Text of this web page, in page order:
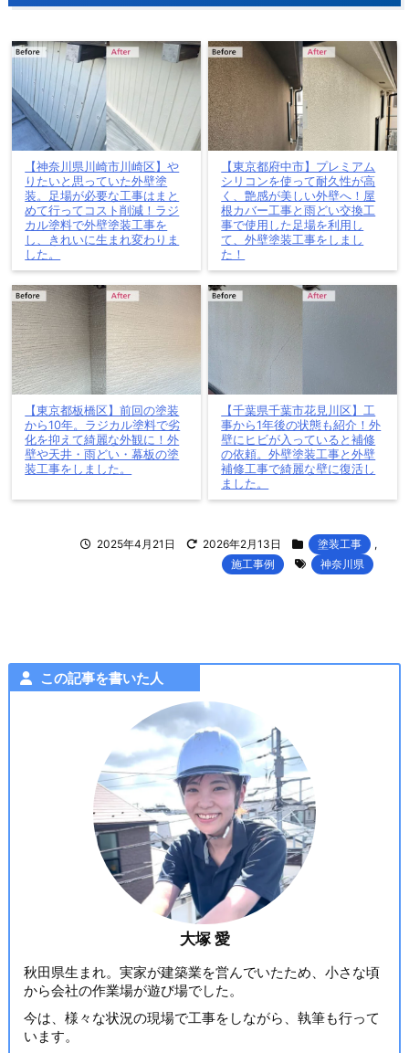
【神奈川県川崎市川崎区】や
りたいと思っていた外壁塗
装。足場が必要な工事はまと
めて行ってコスト削減！ラジ
カル塗料で外壁塗装工事を
し、きれいに生まれ変わりま
した。
【東京都府中市】プレミアム
シリコンを使って耐久性が高
く、艶感が美しい外壁へ！屋
根カバー工事と雨どい交換工
事で使用した足場を利用し
て、外壁塗装工事をしまし
た！
【東京都板橋区】前回の塗装
から10年。ラジカル塗料で劣
化を抑えて綺麗な外観に！外
壁や天井・雨どい・幕板の塗
装工事をしました。
【千葉県千葉市花見川区】工
事から1年後の状態も紹介！外
壁にヒビが入っていると補修
の依頼。外壁塗装工事と外壁
補修工事で綺麗な壁に復活し
ました。
2025年4月21日 2026年2月13日 塗装工事
,
施工事例
神奈川県
この記事を書いた人
大塚 愛
秋田県生まれ。実家が建築業を営んでいたため、小さな頃
から会社の作業場が遊び場でした。
今は、様々な状況の現場で工事をしながら、執筆も行って
います。